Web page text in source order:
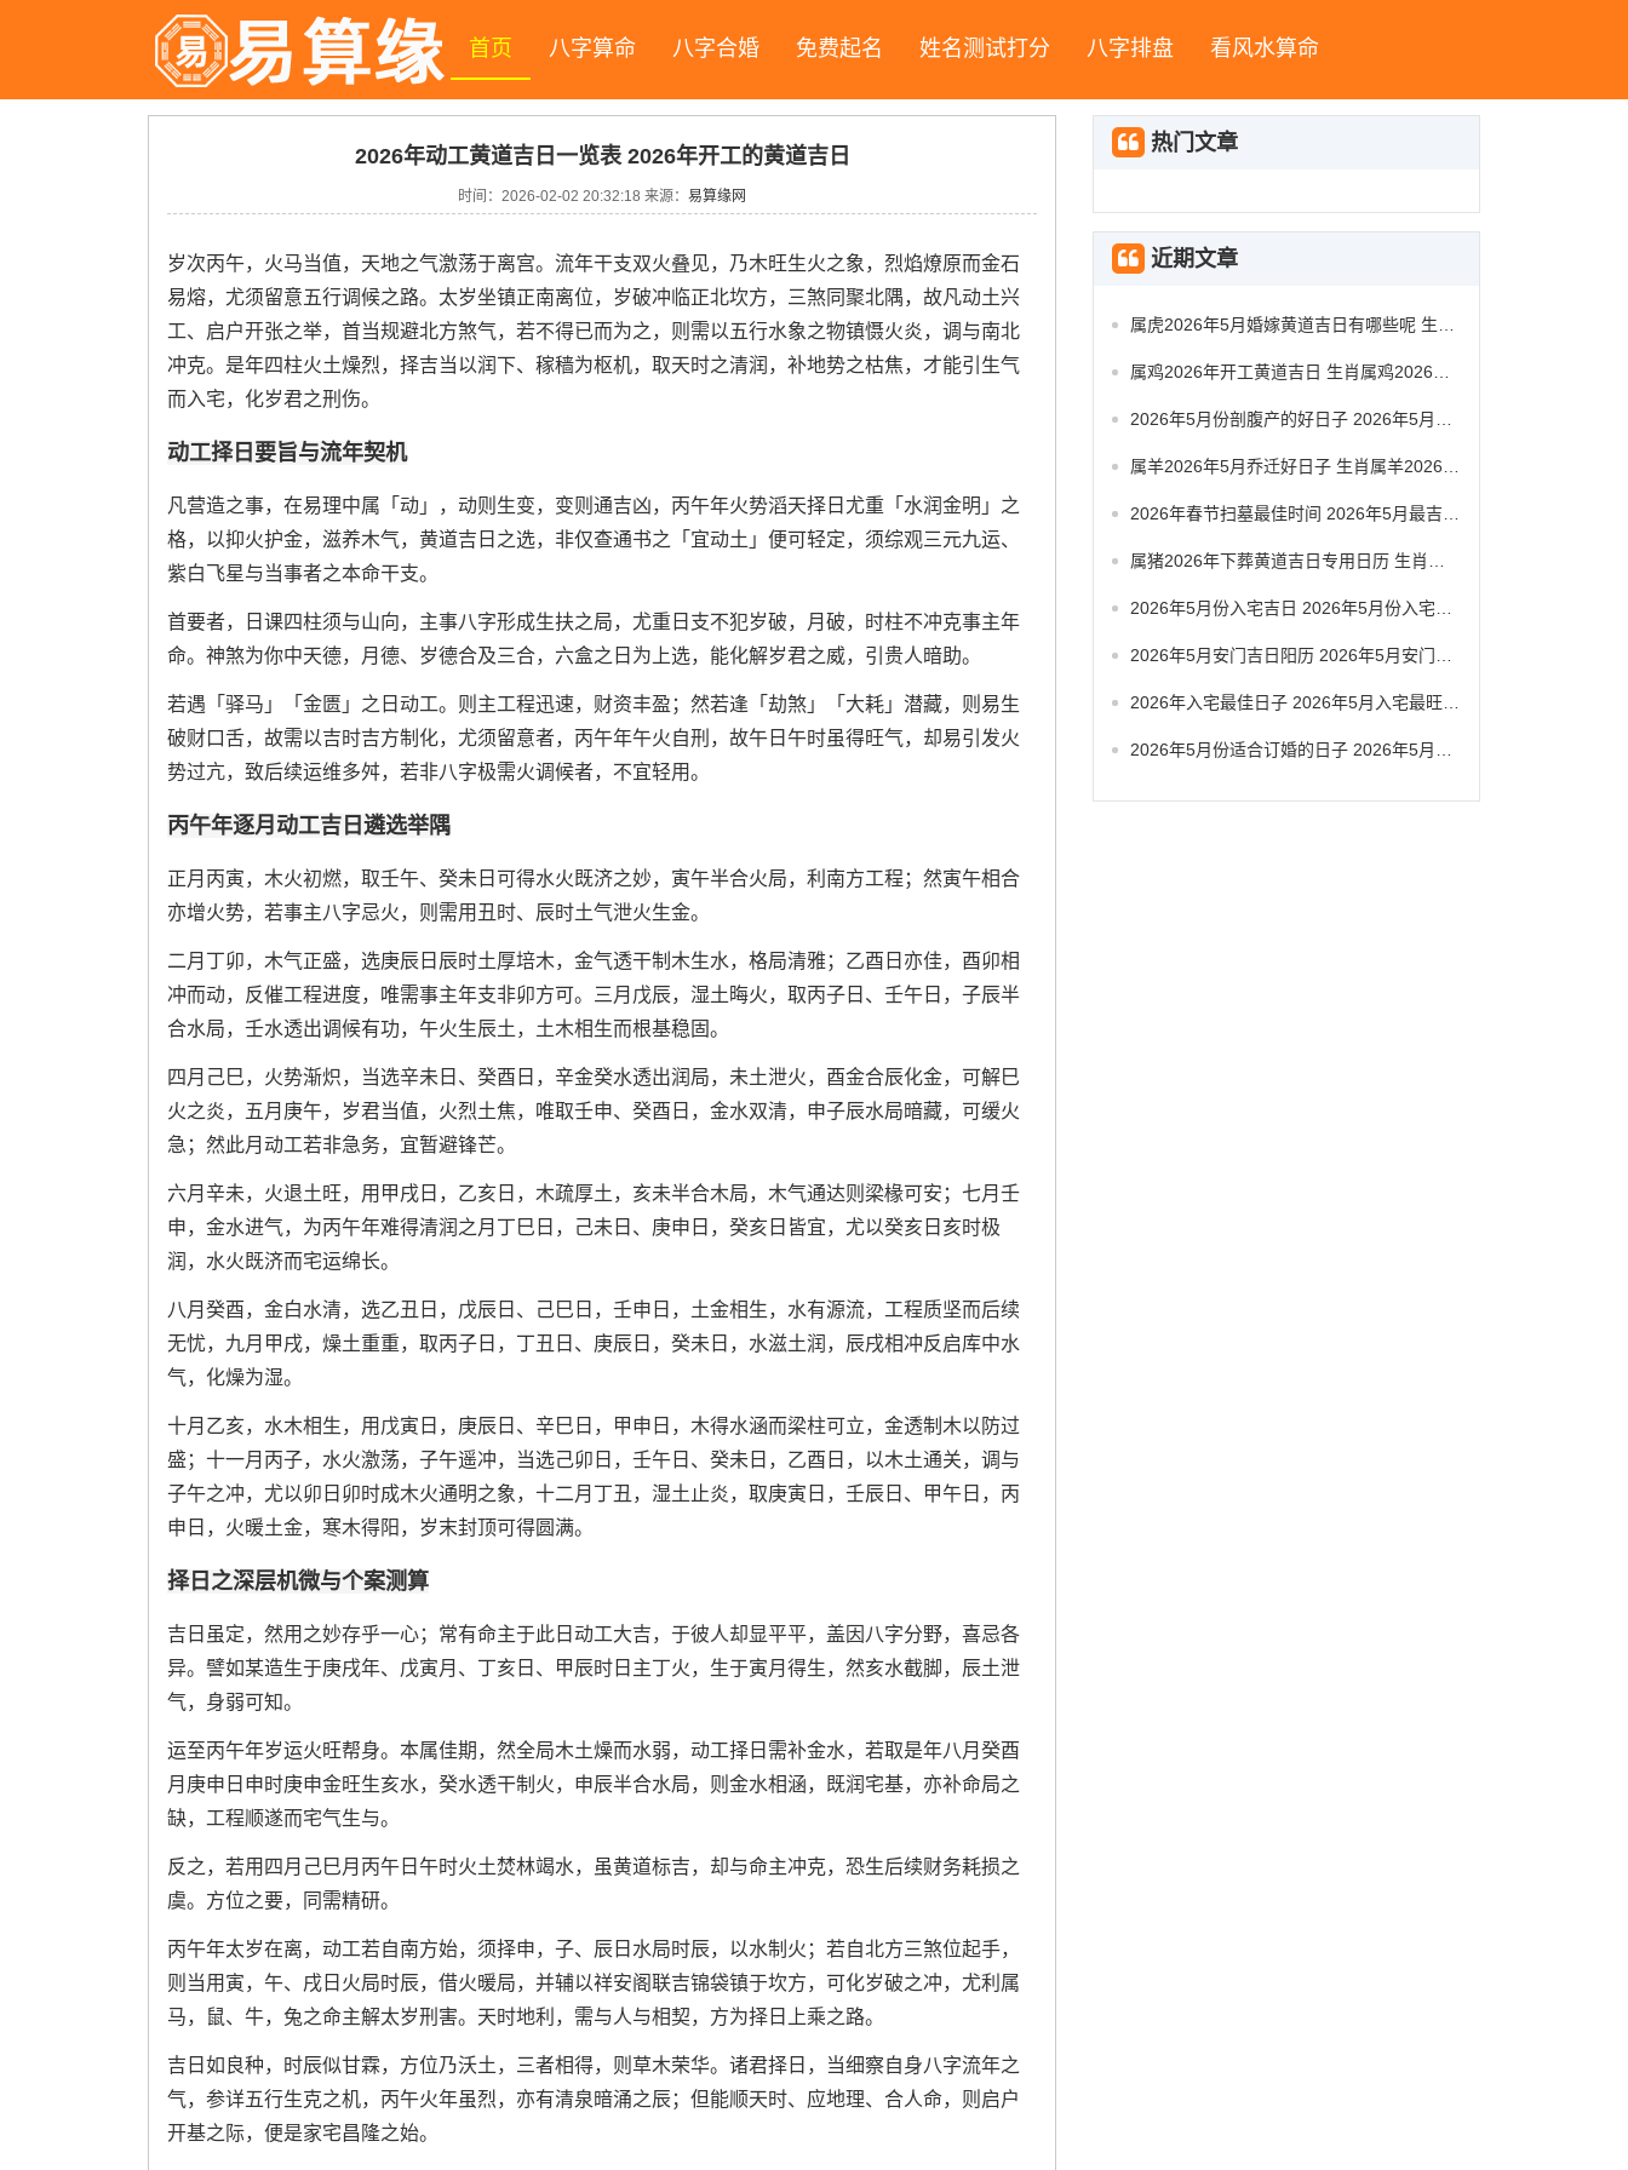
首页 八字算命 八字合婚 免费起名 姓名测试打分 八字排盘 看风水算命
2026年动工黄道吉日一览表 2026年开工的黄道吉日
时间： 2026-02-02 20:32:18 来源： 易算缘网
岁次丙午，火马当值，天地之气激荡于离宫。流年干支双火叠见，乃木旺生火之象，烈焰燎原而金石
易熔，尤须留意五行调候之路。太岁坐镇正南离位，岁破冲临正北坎方，三煞同聚北隅，故凡动土兴
工、启户开张之举，首当规避北方煞气，若不得已而为之，则需以五行水象之物镇慑火炎，调与南北
冲克。是年四柱火土燥烈，择吉当以润下、稼穑为枢机，取天时之清润，补地势之枯焦，才能引生气
而入宅，化岁君之刑伤。
动工择日要旨与流年契机
凡营造之事，在易理中属「动」，动则生变，变则通吉凶，丙午年火势滔天择日尤重「水润金明」之
格，以抑火护金，滋养木气，黄道吉日之选，非仅查通书之「宜动土」便可轻定，须综观三元九运、
紫白飞星与当事者之本命干支。
首要者，日课四柱须与山向，主事八字形成生扶之局，尤重日支不犯岁破，月破，时柱不冲克事主年
命。神煞为你中天德，月德、岁德合及三合，六盒之日为上选，能化解岁君之威，引贵人暗助。
若遇「驿马」「金匮」之日动工。则主工程迅速，财资丰盈；然若逢「劫煞」「大耗」潜藏，则易生
破财口舌，故需以吉时吉方制化，尤须留意者，丙午年午火自刑，故午日午时虽得旺气，却易引发火
势过亢，致后续运维多舛，若非八字极需火调候者，不宜轻用。
丙午年逐月动工吉日遴选举隅
正月丙寅，木火初燃，取壬午、癸未日可得水火既济之妙，寅午半合火局，利南方工程；然寅午相合
亦增火势，若事主八字忌火，则需用丑时、辰时土气泄火生金。
二月丁卯，木气正盛，选庚辰日辰时土厚培木，金气透干制木生水，格局清雅；乙酉日亦佳，酉卯相
冲而动，反催工程进度，唯需事主年支非卯方可。三月戊辰，湿土晦火，取丙子日、壬午日，子辰半
合水局，壬水透出调候有功，午火生辰土，土木相生而根基稳固。
四月己巳，火势渐炽，当选辛未日、癸酉日，辛金癸水透出润局，未土泄火，酉金合辰化金，可解巳
火之炎，五月庚午，岁君当值，火烈土焦，唯取壬申、癸酉日，金水双清，申子辰水局暗藏，可缓火
急；然此月动工若非急务，宜暂避锋芒。
六月辛未，火退土旺，用甲戌日，乙亥日，木疏厚土，亥未半合木局，木气通达则梁椽可安；七月壬
申，金水进气，为丙午年难得清润之月丁巳日，己未日、庚申日，癸亥日皆宜，尤以癸亥日亥时极
润，水火既济而宅运绵长。
八月癸酉，金白水清，选乙丑日，戊辰日、己巳日，壬申日，土金相生，水有源流，工程质坚而后续
无忧，九月甲戌，燥土重重，取丙子日，丁丑日、庚辰日，癸未日，水滋土润，辰戌相冲反启库中水
气，化燥为湿。
十月乙亥，水木相生，用戊寅日，庚辰日、辛巳日，甲申日，木得水涵而梁柱可立，金透制木以防过
盛；十一月丙子，水火激荡，子午遥冲，当选己卯日，壬午日、癸未日，乙酉日，以木土通关，调与
子午之冲，尤以卯日卯时成木火通明之象，十二月丁丑，湿土止炎，取庚寅日，壬辰日、甲午日，丙
申日，火暖土金，寒木得阳，岁末封顶可得圆满。
择日之深层机微与个案测算
吉日虽定，然用之妙存乎一心；常有命主于此日动工大吉，于彼人却显平平，盖因八字分野，喜忌各
异。譬如某造生于庚戌年、戊寅月、丁亥日、甲辰时日主丁火，生于寅月得生，然亥水截脚，辰土泄
气，身弱可知。
运至丙午年岁运火旺帮身。本属佳期，然全局木土燥而水弱，动工择日需补金水，若取是年八月癸酉
月庚申日申时庚申金旺生亥水，癸水透干制火，申辰半合水局，则金水相涵，既润宅基，亦补命局之
缺，工程顺遂而宅气生与。
反之，若用四月己巳月丙午日午时火土焚林竭水，虽黄道标吉，却与命主冲克，恐生后续财务耗损之
虞。方位之要，同需精研。
丙午年太岁在离，动工若自南方始，须择申，子、辰日水局时辰，以水制火；若自北方三煞位起手，
则当用寅，午、戌日火局时辰，借火暖局，并辅以祥安阁联吉锦袋镇于坎方，可化岁破之冲，尤利属
马，鼠、牛，兔之命主解太岁刑害。天时地利，需与人与相契，方为择日上乘之路。
吉日如良种，时辰似甘霖，方位乃沃土，三者相得，则草木荣华。诸君择日，当细察自身八字流年之
气，参详五行生克之机，丙午火年虽烈，亦有清泉暗涌之辰；但能顺天时、应地理、合人命，则启户
开基之际，便是家宅昌隆之始。
热门文章
近期文章